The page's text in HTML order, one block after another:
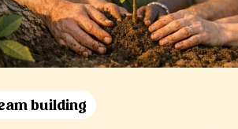
building